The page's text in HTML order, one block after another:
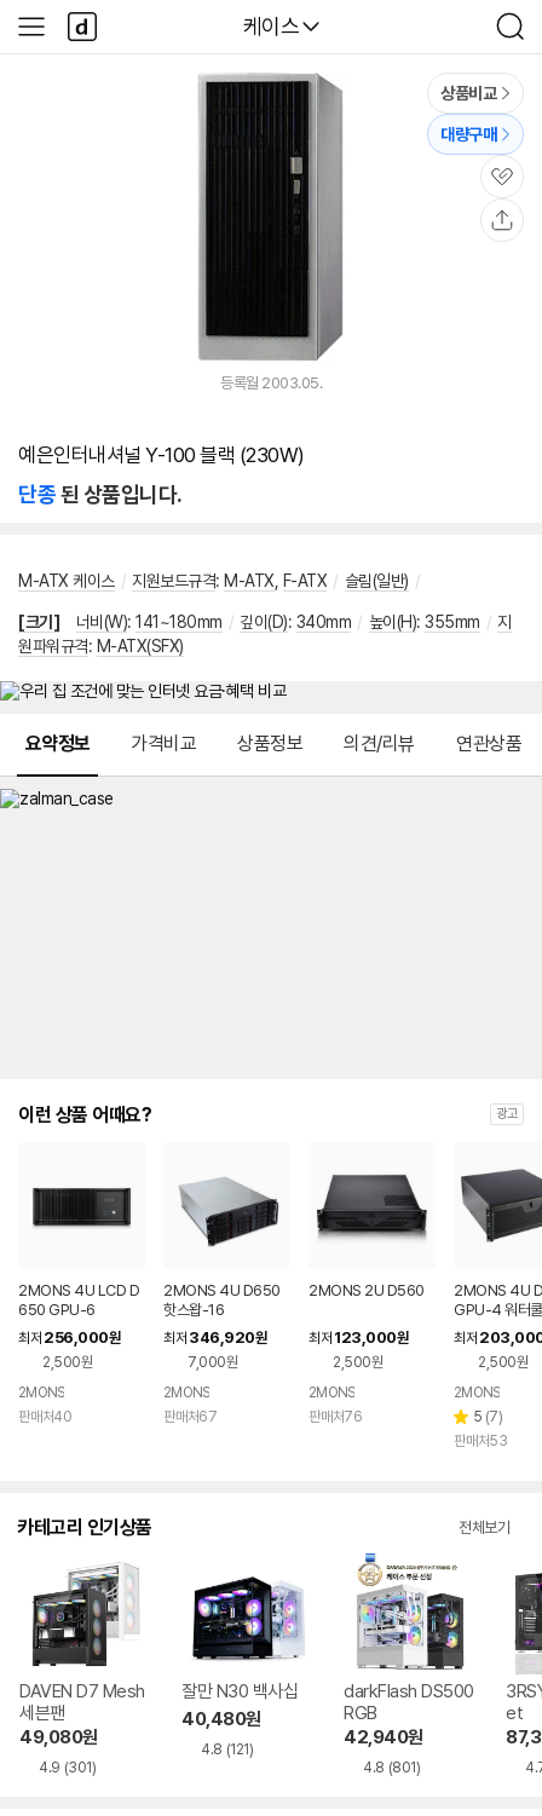
다나와
케이스
검
색
사
이
다
나
와
상품비교
대량구매
관
심
등록월 2003.05.
예은인터내셔널 Y-100 블랙 (230W)
단종된 상품입니다.
M-ATX 케이스 / 지원보드규격: M-ATX F-ATX / 슬림(일반) /
[크기] 너비(W): 141~180mm / 깊이(D): 340mm / 높이(H): 355mm / 지
원파워규격: M-ATX(SFX)
요약정보 가격비교 상품정보 의견/리뷰 연관상품
이런 상품 어때요? 광고
2MONS 4U LCD D
650 GPU-6
최저 256,000원
2,500원
2MONS
판매처40
2MONS 4U D650
핫스왑-16
최저 346,920원
7,000원
2MONS
판매처67
2MONS 2U D560
최저 123,000원
2,500원
2MONS
판매처76
2MONS 4U
GPU-4 워터쿨
최저
2,500원
2MONS
별
점
5 리
뷰
(7)
판매처53
카테고리 인기상품 전체보기
DAVEN D7 Mesh
세븐팬
49,080원
4.9 (301)
잘만 N30 백사십
40,480원
4.8 (121)
darkFlash DS500
RGB
42,940원
4.8 (801)
et